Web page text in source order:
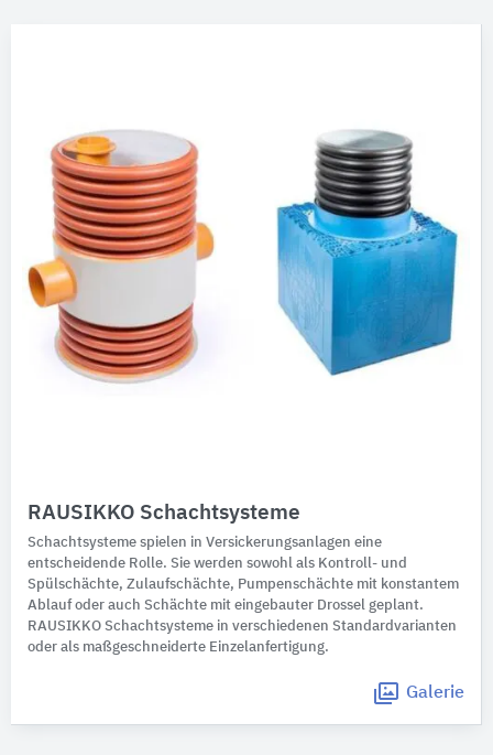
RAUSIKKO Schachtsysteme
Schachtsysteme spielen in Versickerungsanlagen eine
entscheidende Rolle. Sie werden sowohl als Kontroll- und
Spülschächte, Zulaufschächte, Pumpenschächte mit konstantem
Ablauf oder auch Schächte mit eingebauter Drossel geplant.
RAUSIKKO Schachtsysteme in verschiedenen Standardvarianten
oder als maßgeschneiderte Einzelanfertigung.
Galerie